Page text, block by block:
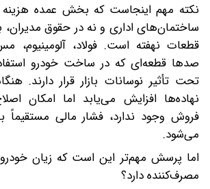
نکته مهم اینجاست که بخش عمده هزینه
ساختمان‌های اداری و نه در حقوق مدیران،
قطعات نهفته است. فولاد، آلومینیوم،
صدها قطعه‌ای که در ساخت خودرو
تحت تأثیر نوسانات بازار قرار دارند.
نهاده‌ها افزایش می‌یابد اما امکان
فروش وجود ندارد، فشار مالی مستقیماً
می‌شود.
اما پرسش مهم‌تر این است که زیان
مصرف‌کننده دارد؟